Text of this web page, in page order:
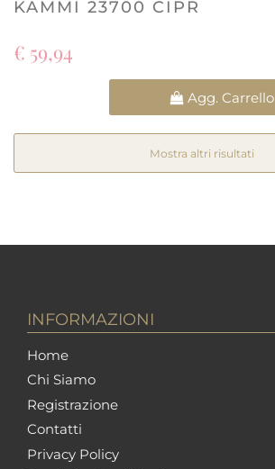
KAMMI 23700 CIPR
€ 59,94
Agg. Carrello
Mostra altri risultati
INFORMAZIONI
Home
Chi Siamo
Registrazione
Contatti
Privacy Policy